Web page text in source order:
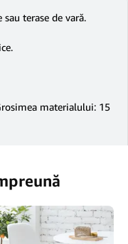
terase de vară.
materialului: 15